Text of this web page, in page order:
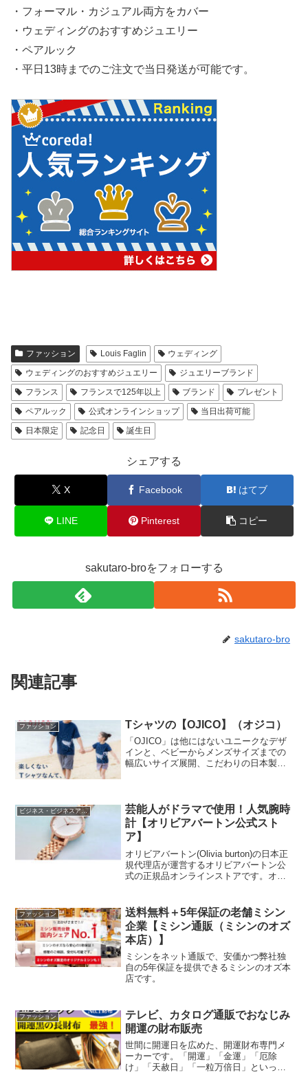
・フォーマル・カジュアル両方をカバー
・ウェディングのおすすめジュエリー
・ペアルック
・平日13時までのご注文で当日発送が可能です。
ファッション Louis Faglin
ウェディング
ウェディングのおすすめジュエリー
ジュエリーブランド
フランス
フランスで125年以上 ブランド
プレゼント
ペアルック
公式オンラインショップ
当日出荷可能
日本限定
記念日 誕生日
シェアする
X Facebook はてブ
LINE Pinterest コピー
sakutaro-broをフォローする
sakutaro-bro
関連記事
ファッション Tシャツの【OJICO】（オジコ）
「OJICO」は他にはないユニークなデザ
インと、ベビーからメンズサイズまでの
幅広いサイズ展開、こだわりの日本製ク
ビジネス・ビジネスアイテム
芸能人がドラマで使用！人気腕時
計【オリビアバートン公式スト
ア】
オリビアバートン(Olivia burton)の日本正
規代理店が運営するオリビアバートン公
式の正規品オンラインストアです。オリ
用されるなどファッションスタイリスト
やデザイン関係者に大注目されるイギリ
ス初のファッション時計ブランドです。
ファッション
送料無料＋5年保証の老舗ミシン
企業【ミシン通販（ミシンのオズ
本店）】
ミシンをネット通販で、安価かつ弊社独
自の5年保証を提供できるミシンのオズ本
店です。
ファッション
テレビ、カタログ通販でおなじみ
開運の財布販売
世間に開運日を広めた、開運財布専門メ
ーカーです。「開運」「金運」「厄除
け」「天赦日」「一粒万倍日」といった